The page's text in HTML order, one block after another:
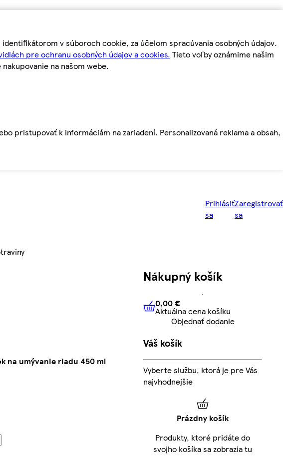
v súboroch cookie, za účelom spracúvania osobných údajov.
pre ochranu osobných údajov a cookies. Tieto voľby oznámime našim
na našom webe.
pristupovať k informáciám na zariadení. Personalizovaná reklama a obsah,
Prihlásiť
sa
Zaregistrovať
sa
na umývanie riadu 450 ml
Nákupný košík
0,00 € Aktuálna cena košíku
0,00 €
Aktuálna cena košíku
Objednať dodanie
Váš košík
Vyberte službu, ktorá je pre Vás
najvhodnejšie
Prázdny košík
Produkty, ktoré pridáte do
svojho košíka sa zobrazia tu